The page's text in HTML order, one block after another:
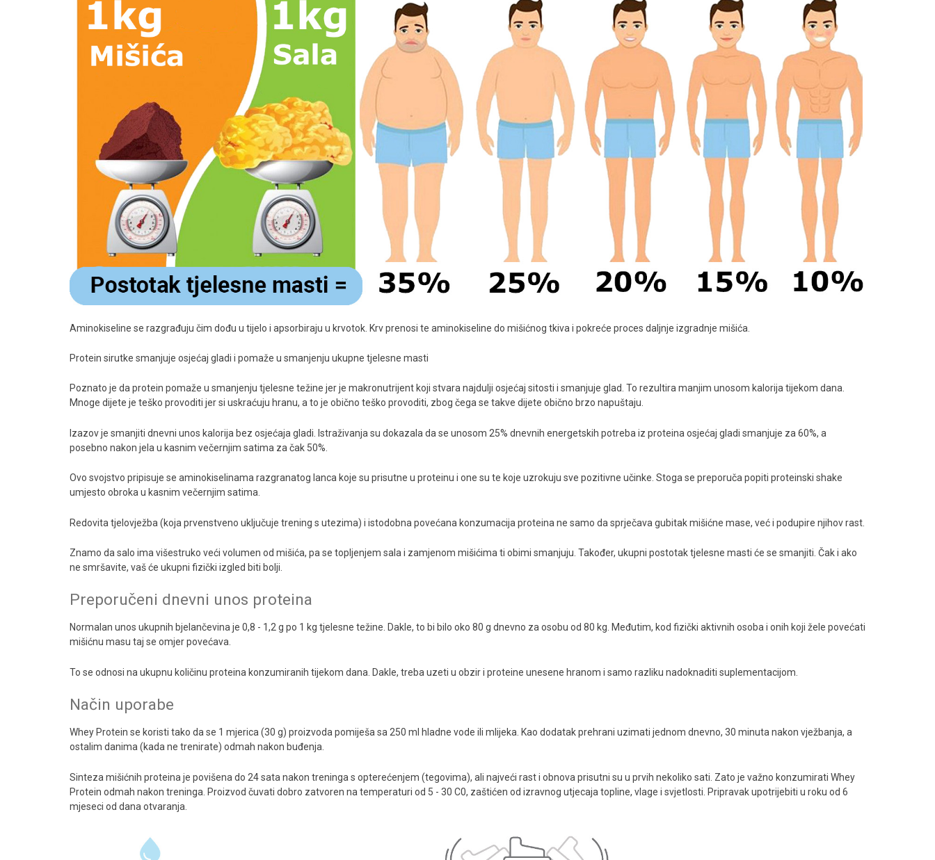
Aminokiseline se razgrađuju čim dođu u tijelo i apsorbiraju u krvotok. Krv prenosi te aminokiseline do mišićnog tkiva i pokreće proces daljnje izgradnje mišića.
Protein sirutke smanjuje osjećaj gladi i pomaže u smanjenju ukupne tjelesne masti
Poznato je da protein pomaže u smanjenju tjelesne težine jer je makronutrijent koji stvara najdulji osjećaj sitosti i smanjuje glad. To rezultira manjim unosom kalorija tijekom dana.
Mnoge dijete je teško provoditi jer si uskraćuju hranu, a to je obično teško provoditi, zbog čega se takve dijete obično brzo napuštaju.
Izazov je smanjiti dnevni unos kalorija bez osjećaja gladi. Istraživanja su dokazala da se unosom 25% dnevnih energetskih potreba iz proteina osjećaj gladi smanjuje za 60%, a
posebno nakon jela u kasnim večernjim satima za čak 50%.
Ovo svojstvo pripisuje se aminokiselinama razgranatog lanca koje su prisutne u proteinu i one su te koje uzrokuju sve pozitivne učinke. Stoga se preporuča popiti proteinski shake
umjesto obroka u kasnim večernjim satima.
Redovita tjelovježba (koja prvenstveno uključuje trening s utezima) i istodobna povećana konzumacija proteina ne samo da sprječava gubitak mišićne mase, već i podupire njihov rast.
Znamo da salo ima višestruko veći volumen od mišića, pa se topljenjem sala i zamjenom mišićima ti obimi smanjuju. Također, ukupni postotak tjelesne masti će se smanjiti. Čak i ako
ne smršavite, vaš će ukupni fizički izgled biti bolji.
Preporučeni dnevni unos proteina
Normalan unos ukupnih bjelančevina je 0,8 - 1,2 g po 1 kg tjelesne težine. Dakle, to bi bilo oko 80 g dnevno za osobu od 80 kg. Međutim, kod fizički aktivnih osoba i onih koji žele povećati
mišićnu masu taj se omjer povećava.
To se odnosi na ukupnu količinu proteina konzumiranih tijekom dana. Dakle, treba uzeti u obzir i proteine ​​unesene hranom i samo razliku nadoknaditi suplementacijom.
Način uporabe
Whey Protein se koristi tako da se 1 mjerica (30 g) proizvoda pomiješa sa 250 ml hladne vode ili mlijeka. Kao dodatak prehrani uzimati jednom dnevno, 30 minuta nakon vježbanja, a
ostalim danima (kada ne trenirate) odmah nakon buđenja.
Sinteza mišićnih proteina je povišena do 24 sata nakon treninga s opterećenjem (tegovima), ali najveći rast i obnova prisutni su u prvih nekoliko sati. Zato je važno konzumirati Whey
Protein odmah nakon treninga. Proizvod čuvati dobro zatvoren na temperaturi od 5 - 30 C0, zaštićen od izravnog utjecaja topline, vlage i svjetlosti. Pripravak upotrijebiti u roku od 6
mjeseci od dana otvaranja.